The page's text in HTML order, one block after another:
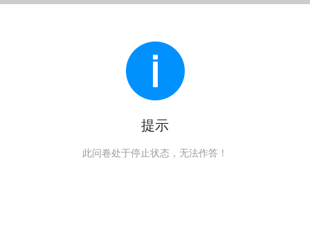
提示
此问卷处于停止状态，无法作答！